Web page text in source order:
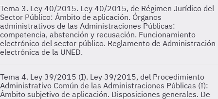
Tema 3. Ley 40/2015. Ley 40/2015, de Régimen Jurídico del
Sector Público: Ámbito de aplicación. Órganos
administrativos de las Administraciones Públicas:
competencia, abstención y recusación. Funcionamiento
electrónico del sector público. Reglamento de Administración
electrónica de la UNED.
Tema 4. Ley 39/2015 (I). Ley 39/2015, del Procedimiento
Administrativo Común de las Administraciones Públicas (I):
Ámbito subjetivo de aplicación. Disposiciones generales. De